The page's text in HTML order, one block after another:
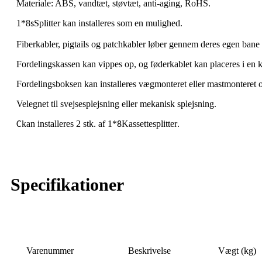
Materiale: ABS, vandtæt, støvtæt, anti-aging, RoHS.
1*8sSplitter kan installeres som en mulighed.
Fiberkabler, pigtails og patchkabler løber gennem deres egen
Fordelingskassen kan vippes op, og føderkablet kan placeres i
Fordelingsboksen kan installeres vægmonteret eller mastmonteret
Velegnet til svejsesplejsning eller mekanisk splejsning.
Ckan installeres 2 stk. af 1*8Kassettesplitter.
Specifikationer
Varenummer Beskrivelse Vægt (kg)